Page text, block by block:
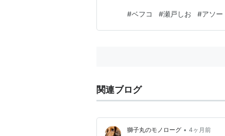
柑橘風味が、塩味せんべいに
タイムでした✨
#ベフコ #瀬戸しお #アソー
関連ブログ
獅子丸のモノローグ • 4ヶ月前